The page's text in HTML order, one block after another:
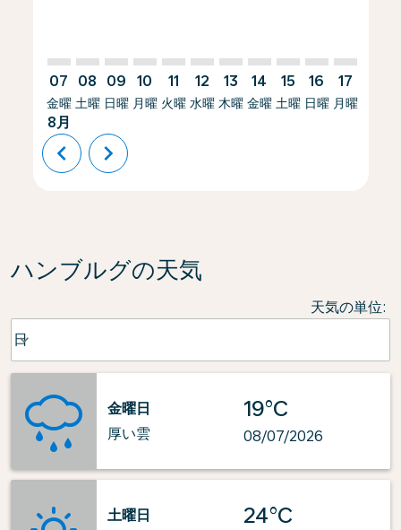
07
金曜
8月
08
土曜
09
日曜
10
月曜
11
火曜
12
水曜
13
木曜
14
金曜
15
土曜
16
日曜
17
月曜
chevron_left chevron_right
ハンブルグの天気
天気の単位:
Weather unit option 日 Selected
日
keyboard_arrow_down
金曜日
厚い雲
19°C
08/07/2026
土曜日
24°C